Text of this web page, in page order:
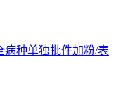
病种单独批件加粉/表